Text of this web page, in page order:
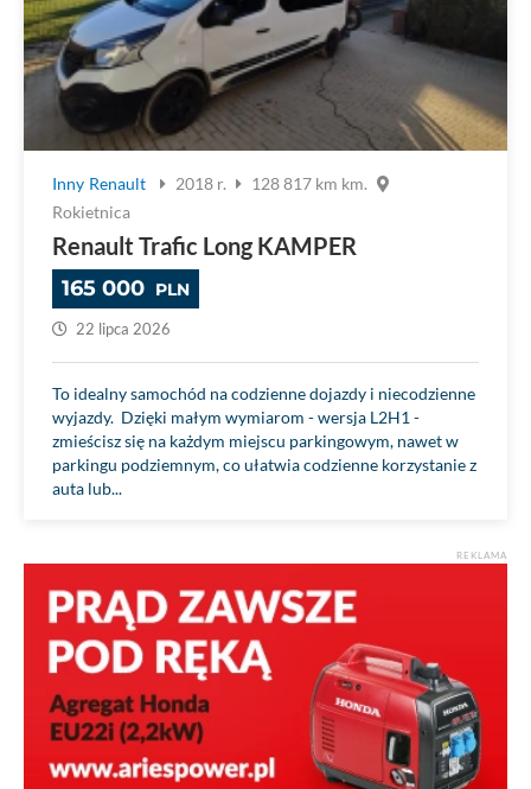
Inny Renault 2018 r.
128 817 km km.
Rokietnica
Renault Trafic Long KAMPER
165 000 PLN
22 lipca 2026
To idealny samochód na codzienne dojazdy i niecodzienne
wyjazdy. Dzięki małym wymiarom - wersja L2H1 -
zmieścisz się na każdym miejscu parkingowym, nawet w
parkingu podziemnym, co ułatwia codzienne korzystanie z
auta lub...
REKLAMA